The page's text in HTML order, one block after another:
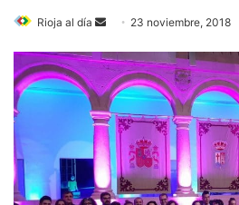
Rioja al día
n
d
a
n
e
m
a
23 noviembre, 2018